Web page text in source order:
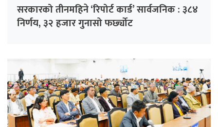
सरकारको तीनमहिने ‘रिपोर्ट कार्ड’ सार्वजनिक : ३८४
निर्णय, ३२ हजार गुनासो फर्छ्योट